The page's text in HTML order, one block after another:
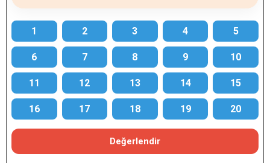
1 2 3 4 5
6 7 8 9 10
11 12 13 14 15
16 17 18 19 20
Değerlendir